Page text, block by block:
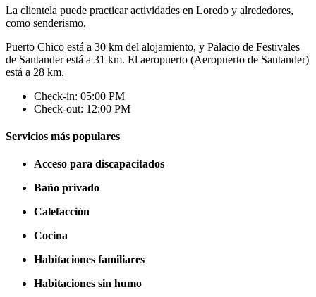
La clientela puede practicar actividades en Loredo y alrededores,
como senderismo.
Puerto Chico está a 30 km del alojamiento, y Palacio de Festivales
de Santander está a 31 km. El aeropuerto (Aeropuerto de Santander)
está a 28 km.
Check-in: 05:00 PM
Check-out: 12:00 PM
Servicios más populares
Acceso para discapacitados
Baño privado
Calefacción
Cocina
Habitaciones familiares
Habitaciones sin humo